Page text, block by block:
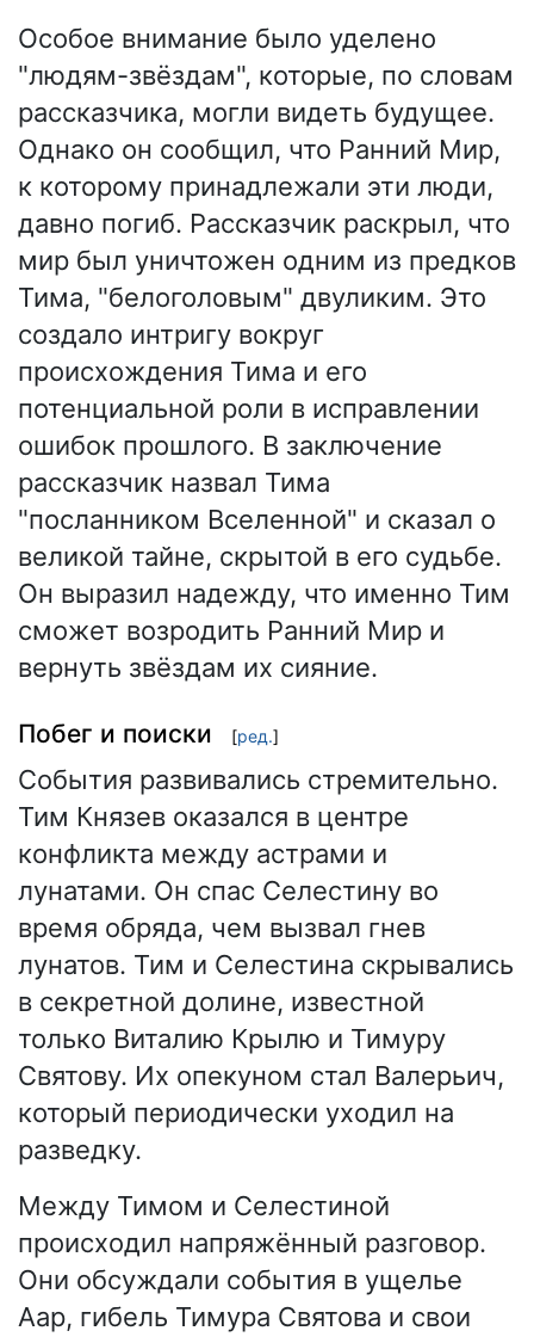
Особое внимание было уделено
"людям-звёздам", которые, по словам
рассказчика, могли видеть будущее.
Однако он сообщил, что Ранний Мир,
к которому принадлежали эти люди,
давно погиб. Рассказчик раскрыл, что
мир был уничтожен одним из предков
Тима, "белоголовым" двуликим. Это
создало интригу вокруг
происхождения Тима и его
потенциальной роли в исправлении
ошибок прошлого. В заключение
рассказчик назвал Тима
"посланником Вселенной" и сказал о
великой тайне, скрытой в его судьбе.
Он выразил надежду, что именно Тим
сможет возродить Ранний Мир и
вернуть звёздам их сияние.
Побег и поиски [ред.]
События развивались стремительно.
Тим Князев оказался в центре
конфликта между астрами и
лунатами. Он спас Селестину во
время обряда, чем вызвал гнев
лунатов. Тим и Селестина скрывались
в секретной долине, известной
только Виталию Крылю и Тимуру
Святову. Их опекуном стал Валерьич,
который периодически уходил на
разведку.
Между Тимом и Селестиной
происходил напряжённый разговор.
Они обсуждали события в ущелье
Аар, гибель Тимура Святова и свои